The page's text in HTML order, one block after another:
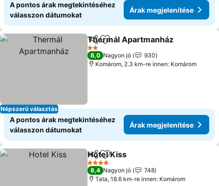
A pontos árak megtekintéséhez
válasszon dátumokat
Árak megjelenítése
Népszerű választás
Megosztás
Hozzáadás a kedvencekhez
Thermál Apartmanház
2 Kategória
8,0 Nagyon jó
930
Komárom, 2.3 km-re innen: Komárom
A pontos árak megtekintéséhez
válasszon dátumokat
Árak megjelenítése
Megosztás
Hozzáadás a kedvencekhez
Hotel Kiss
4 Kategória
8,4 Nagyon jó
748
Tata, 18.6 km-re innen: Komárom